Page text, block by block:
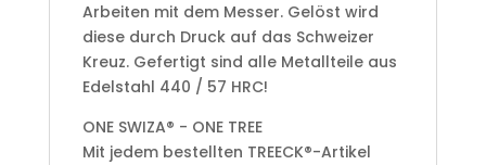
Arbeiten mit dem Messer. Gelöst wird
diese durch Druck auf das Schweizer
Kreuz. Gefertigt sind alle Metallteile aus
Edelstahl 440 / 57 HRC!
ONE SWIZA® - ONE TREE
Mit jedem bestellten TREECK®-Artikel